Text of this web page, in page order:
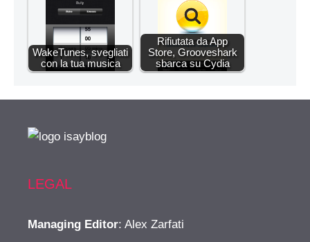
WakeTunes, svegliati
con la tua musica
Rifiutata da App
Store, Grooveshark
sbarca su Cydia
LEGAL
Managing Editor: Alex Zarfati